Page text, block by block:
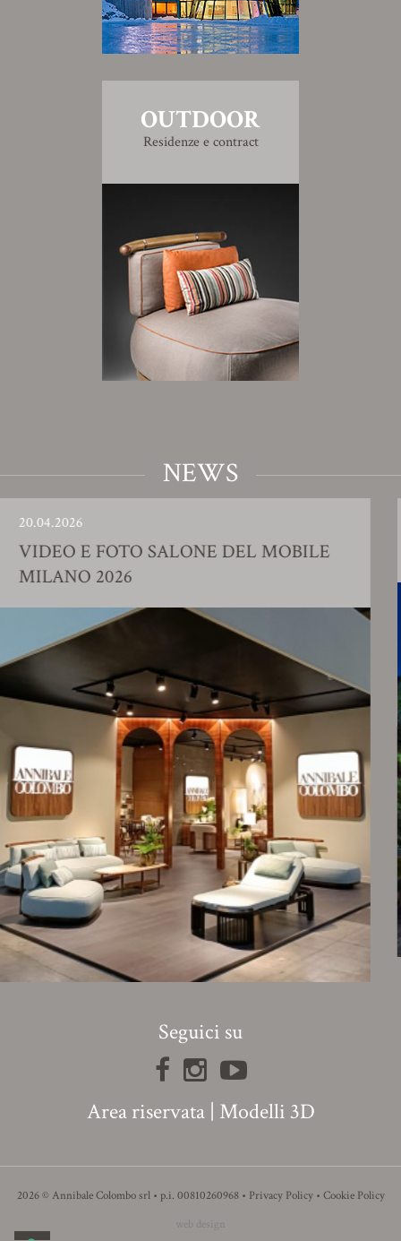
OUTDOOR
Residenze e contract
NEWS
E FOTO SALONE DEL MOBILE
2026
Seguici su
Area riservata| Modelli 3D
2026 © Annibale Colombo srl • p.i. 00810260968 • Privacy Policy• Cookie Policy
web design